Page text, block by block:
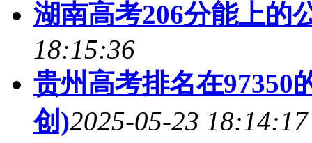
湖南高考206分能上的
18:15:36
贵州高考排名在97350
创)2025-05-23 18:14:17